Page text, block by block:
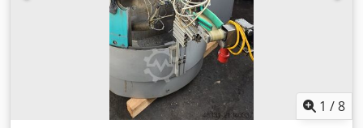
WYPOSAŻENIE Cyfrowy wyświetlacz Uchwyt
1 /8